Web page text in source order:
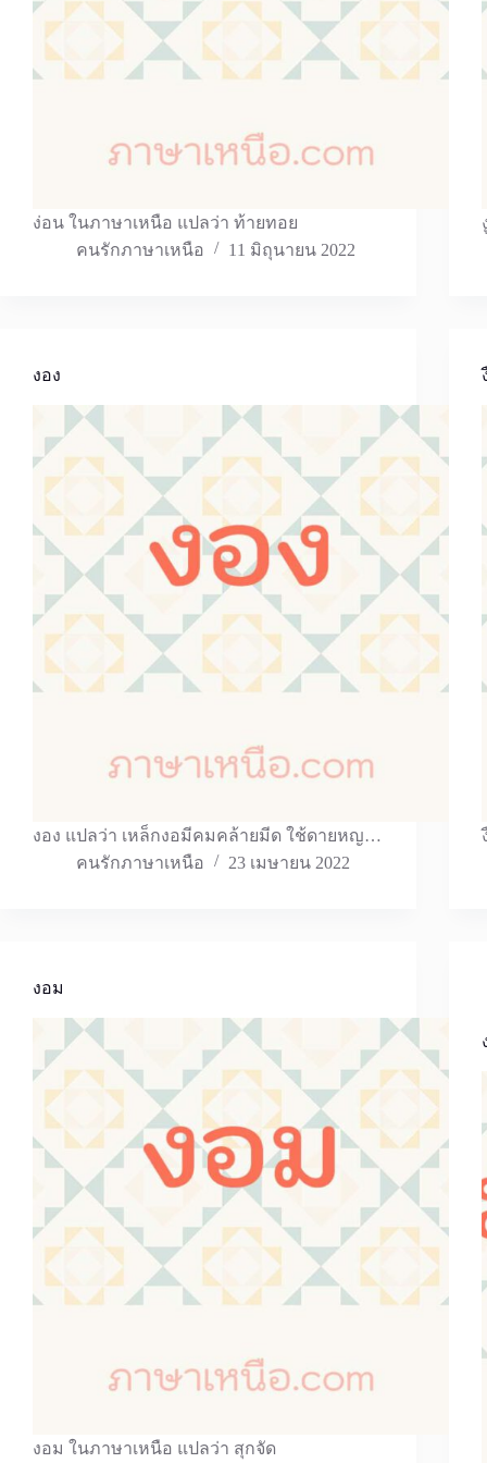
ง่อน ในภาษาเหนือ แปลว่า ท้ายทอย
คนรักภาษาเหนือ
11 มิถุนายน 2022
งอง
งอง แปลว่า เหล็กงอมีคมคล้ายมีด ใช้ดายหญ…
คนรักภาษาเหนือ
23 เมษายน 2022
งอม
งอม ในภาษาเหนือ แปลว่า สุกจัด